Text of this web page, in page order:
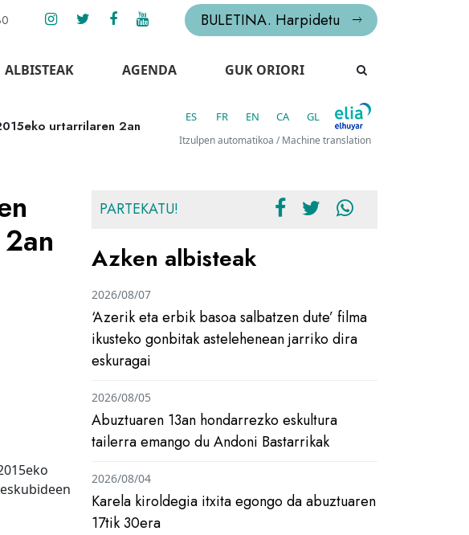
BULETINA. Harpidetu
ALBISTEAK AGENDA GUK ORIORI
urtarrilaren 2an
ES FR EN CA GL
Itzulpen automatikoa / Machine translation
PARTEKATU!
Azken albisteak
‘Azerik eta erbik basoa salbatzen dute’ filma
ikusteko gonbitak astelehenean jarriko dira
eskuragai
2026/08/07
Abuztuaren 13an hondarrezko eskultura
tailerra emango du Andoni Bastarrikak
2026/08/05
Karela kiroldegia itxita egongo da abuztuaren
17tik 30era
2026/08/04